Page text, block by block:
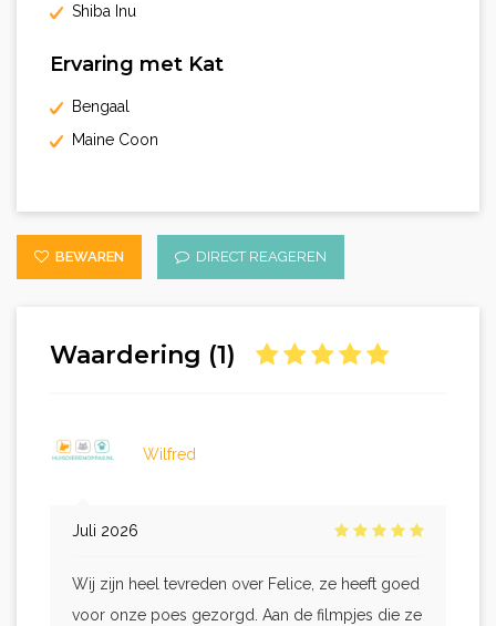
Shiba Inu
Ervaring met Kat
Bengaal
Maine Coon
BEWAREN DIRECT REAGEREN
Waardering (1)
Wilfred
Juli 2026
Wij zijn heel tevreden over Felice, ze heeft goed
voor onze poes gezorgd. Aan de filmpjes die ze